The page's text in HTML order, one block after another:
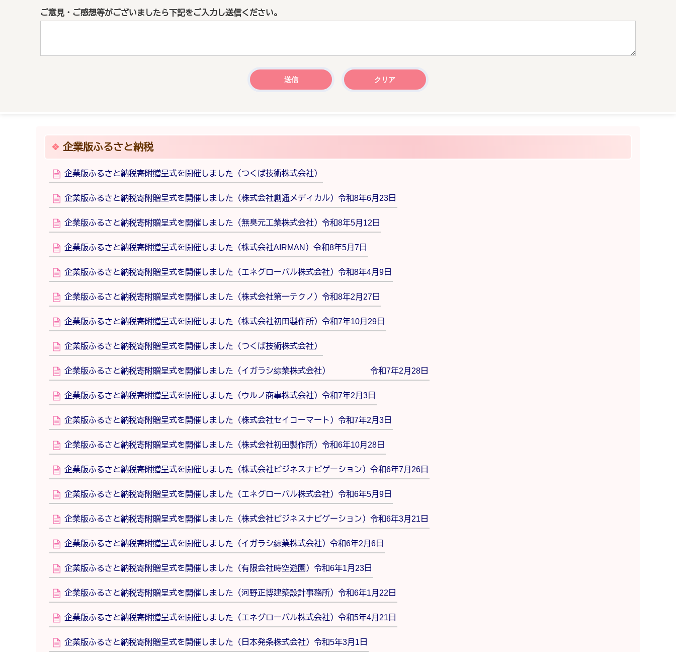
ご意見・ご感想等がございましたら下記をご入力し送信ください。
企業版ふるさと納税
企業版ふるさと納税寄附贈呈式を開催しました（つくば技術株式会社）
企業版ふるさと納税寄附贈呈式を開催しました（株式会社創通メディカル）令和8年6月23日
企業版ふるさと納税寄附贈呈式を開催しました（無臭元工業株式会社）令和8年5月12日
企業版ふるさと納税寄附贈呈式を開催しました（株式会社AIRMAN）令和8年5月7日
企業版ふるさと納税寄附贈呈式を開催しました（エネグローバル株式会社）令和8年4月9日
企業版ふるさと納税寄附贈呈式を開催しました（株式会社第一テクノ）令和8年2月27日
企業版ふるさと納税寄附贈呈式を開催しました（株式会社初田製作所）令和7年10月29日
企業版ふるさと納税寄附贈呈式を開催しました（つくば技術株式会社）
企業版ふるさと納税寄附贈呈式を開催しました（イガラシ綜業株式会社） 令和7年2月28日
企業版ふるさと納税寄附贈呈式を開催しました（ウルノ商事株式会社）令和7年2月3日
企業版ふるさと納税寄附贈呈式を開催しました（株式会社セイコーマート）令和7年2月3日
企業版ふるさと納税寄附贈呈式を開催しました（株式会社初田製作所）令和6年10月28日
企業版ふるさと納税寄附贈呈式を開催しました（株式会社ビジネスナビゲーション）令和6年7月26日
企業版ふるさと納税寄附贈呈式を開催しました（エネグローバル株式会社）令和6年5月9日
企業版ふるさと納税寄附贈呈式を開催しました（株式会社ビジネスナビゲーション）令和6年3月21日
企業版ふるさと納税寄附贈呈式を開催しました（イガラシ綜業株式会社）令和6年2月6日
企業版ふるさと納税寄附贈呈式を開催しました（有限会社時空遊園）令和6年1月23日
企業版ふるさと納税寄附贈呈式を開催しました（河野正博建築設計事務所）令和6年1月22日
企業版ふるさと納税寄附贈呈式を開催しました（エネグローバル株式会社）令和5年4月21日
企業版ふるさと納税寄附贈呈式を開催しました（日本発条株式会社）令和5年3月1日